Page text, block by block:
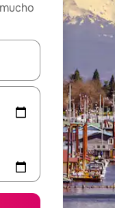
con las teclas de